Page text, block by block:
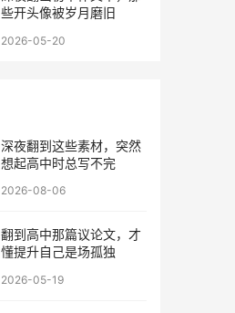
些开头像被岁月磨旧
2026-05-20
深夜翻到这些素材，突然
想起高中时总写不完
2026-08-06
翻到高中那篇议论文，才
懂提升自己是场孤独
2026-05-19